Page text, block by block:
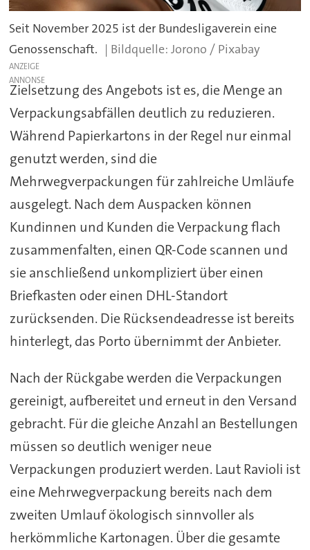
Seit November 2025 ist der Bundesligaverein eine
Genossenschaft.
Jorono / Pixabay
ANZEIGE
Zielsetzung des Angebots ist es, die Menge an
Verpackungsabfällen deutlich zu reduzieren.
Während Papierkartons in der Regel nur einmal
genutzt werden, sind die
Mehrwegverpackungen für zahlreiche Umläufe
ausgelegt. Nach dem Auspacken können
Kundinnen und Kunden die Verpackung flach
zusammenfalten, einen QR-Code scannen und
sie anschließend unkompliziert über einen
Briefkasten oder einen DHL-Standort
zurücksenden. Die Rücksendeadresse ist bereits
hinterlegt, das Porto übernimmt der Anbieter.
Nach der Rückgabe werden die Verpackungen
gereinigt, aufbereitet und erneut in den Versand
gebracht. Für die gleiche Anzahl an Bestellungen
müssen so deutlich weniger neue
Verpackungen produziert werden. Laut Ravioli ist
eine Mehrwegverpackung bereits nach dem
zweiten Umlauf ökologisch sinnvoller als
herkömmliche Kartonagen. Über die gesamte